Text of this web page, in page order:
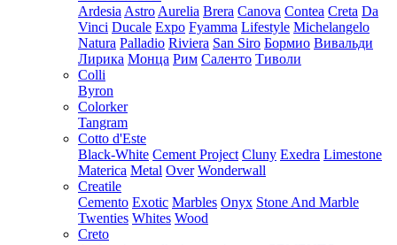
Ardesia Astro Aurelia Brera Canova Contea Creta Da
Vinci Ducale Expo Fyamma Lifestyle Michelangelo
Natura Palladio Riviera San Siro Бормио Вивальди
Лирика Монца Рим Саленто Тиволи
Colli
Byron
Colorker
Tangram
Cotto d'Este
Black-White Cement Project Cluny Exedra Limestone
Materica Metal Over Wonderwall
Creatile
Cemento Exotic Marbles Onyx Stone And Marble
Twenties Whites Wood
Creto